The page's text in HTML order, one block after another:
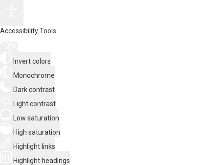
Accessibility Tools
Invert colors
Monochrome
Dark contrast
Light contrast
Low saturation
High saturation
Highlight links
Highlight headings